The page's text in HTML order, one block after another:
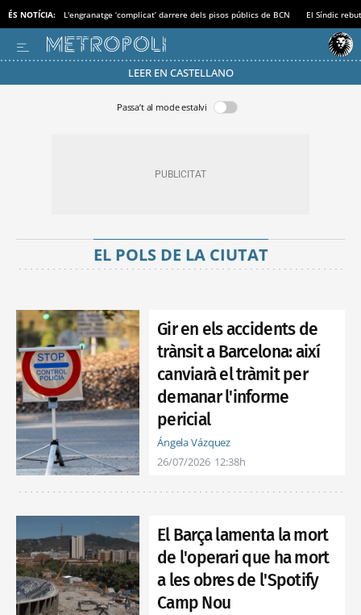
ÉS NOTÍCIA: L'engranatge ‘complicat’ darrere dels pisos públics de BCN El Síndic
LEER EN CASTELLANO
Passa’t al mode estalvi
EL POLS DE LA CIUTAT
Gir en els accidents de
trànsit a Barcelona: així
canviarà el tràmit per
demanar l'informe
pericial
Ángela Vázquez
26/07/2026 12:38h
El Barça lamenta la mort
de l'operari que ha mort
a les obres de l'Spotify
Camp Nou